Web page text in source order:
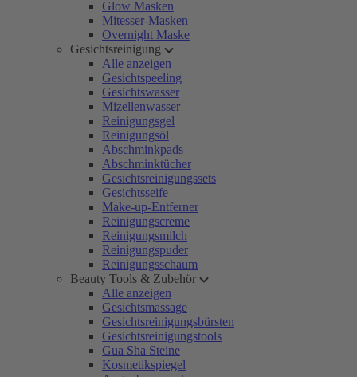
Glow Masken
Mitesser-Masken
Overnight Maske
Gesichtsreinigung
Alle anzeigen
Gesichtspeeling
Gesichtswasser
Mizellenwasser
Reinigungsgel
Reinigungsöl
Abschminkpads
Abschminktücher
Gesichtsreinigungssets
Gesichtsseife
Make-up-Entferner
Reinigungscreme
Reinigungsmilch
Reinigungspuder
Reinigungsschaum
Beauty Tools & Zubehör
Alle anzeigen
Gesichtsmassage
Gesichtsreinigungsbürsten
Gesichtsreinigungstools
Gua Sha Steine
Kosmetikspiegel